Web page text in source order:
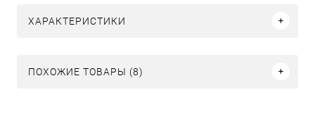
ХАРАКТЕРИСТИКИ
ПОХОЖИЕ ТОВАРЫ (8)